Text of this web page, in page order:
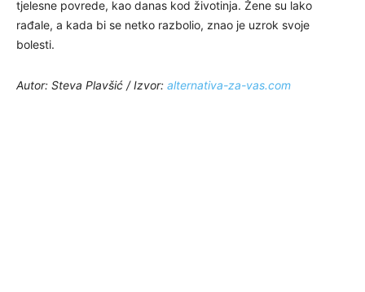
tjelesne povrede, kao danas kod životinja. Žene su lako
rađale, a kada bi se netko razbolio, znao je uzrok svoje
bolesti.
Autor: Steva Plavšić /Izvor: alternativa-za-vas.com